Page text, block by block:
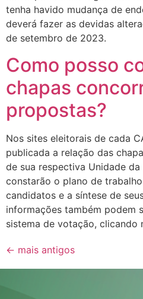
tenha havido mudança de
deverá fazer as devidas
de setembro de 2023.
Como posso
chapas
propostas?
Nos sites eleitorais de cada
publicada a relação das
de sua respectiva Unidade
constarão o plano de
candidatos e a síntese de
informações também podem
sistema de votação, clicando
← mais antigos